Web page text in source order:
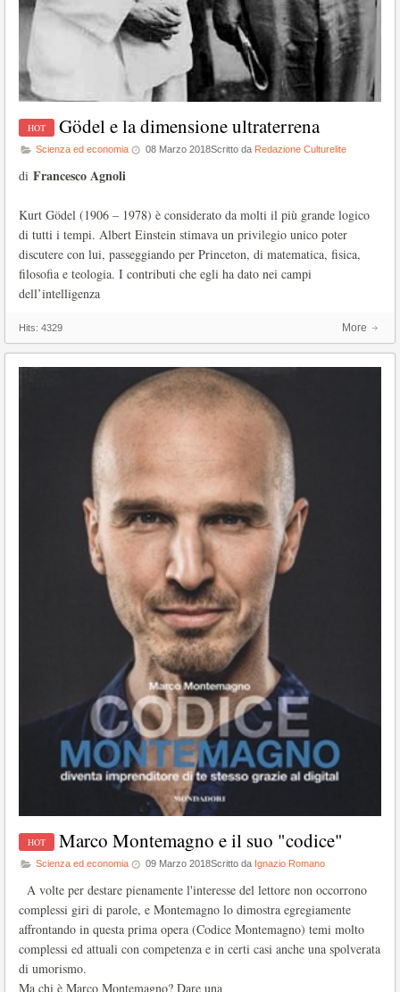
Gödel e la dimensione ultraterrena
Scienza ed economia 08 Marzo 2018Scritto da Redazione Culturelite
di Francesco Agnoli
Kurt Gödel (1906 – 1978) è considerato da molti il più grande logico
di tutti i tempi. Albert Einstein stimava un privilegio unico poter
discutere con lui, passeggiando per Princeton, di matematica, fisica,
filosofia e teologia. I contributi che egli ha dato nei campi
dell’intelligenza
Hits: 4329 More
Marco Montemagno e il suo "codice"
Scienza ed economia 09 Marzo 2018Scritto da Ignazio Romano
A volte per destare pienamente l'interesse del lettore non occorrono
complessi giri di parole, e Montemagno lo dimostra egregiamente
affrontando in questa prima opera (Codice Montemagno) temi molto
complessi ed attuali con competenza e in certi casi anche una spolverata
di umorismo.
Ma chi è Marco Montemagno? Dare una